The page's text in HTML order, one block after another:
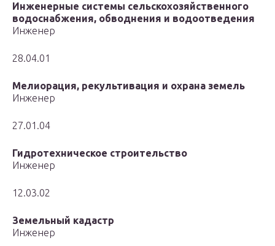
Инженерные системы сельскохозяйственного
водоснабжения, обводнения и водоотведения
Инженер
28.04.01
Мелиорация, рекультивация и охрана земель
Инженер
27.01.04
Гидротехническое строительство
Инженер
12.03.02
Земельный кадастр
Инженер